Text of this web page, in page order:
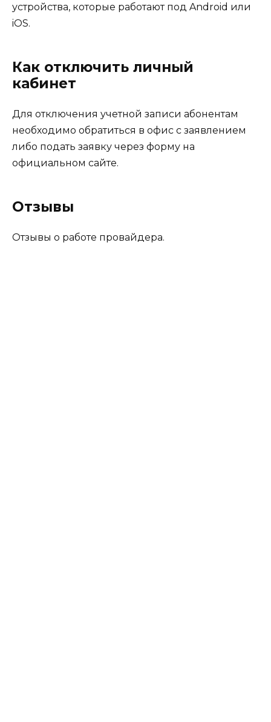
устройства, которые работают под Android или
iOS.
Как отключить личный
кабинет
Для отключения учетной записи абонентам
необходимо обратиться в офис с заявлением
либо подать заявку через форму на
официальном сайте.
Отзывы
Отзывы о работе провайдера.